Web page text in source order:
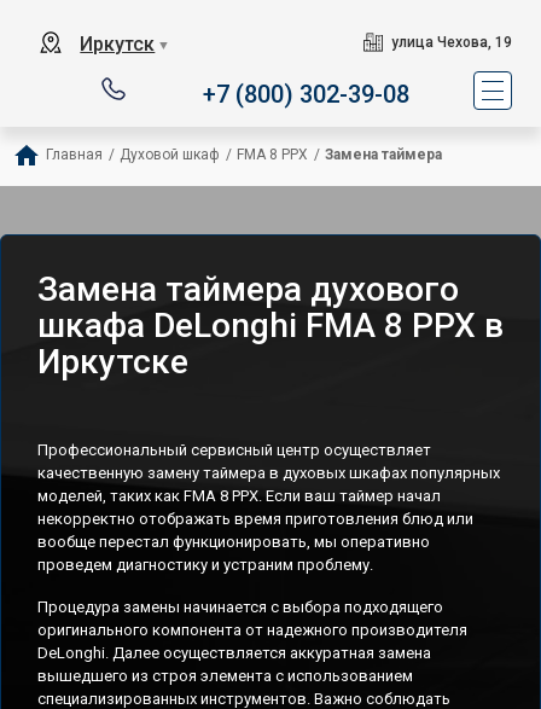
Иркутск ▼ улица Чехова, 19
+7 (800) 302-39-08
Главная / Духовой шкаф / FMA 8 PPX / Замена таймера
Замена таймера духового
шкафа DeLonghi FMA 8 PPX в
Иркутске
Профессиональный сервисный центр осуществляет
качественную замену таймера в духовых шкафах популярных
моделей, таких как FMA 8 PPX. Если ваш таймер начал
некорректно отображать время приготовления блюд или
вообще перестал функционировать, мы оперативно
проведем диагностику и устраним проблему.
Процедура замены начинается с выбора подходящего
оригинального компонента от надежного производителя
DeLonghi. Далее осуществляется аккуратная замена
вышедшего из строя элемента с использованием
специализированных инструментов. Важно соблюдать